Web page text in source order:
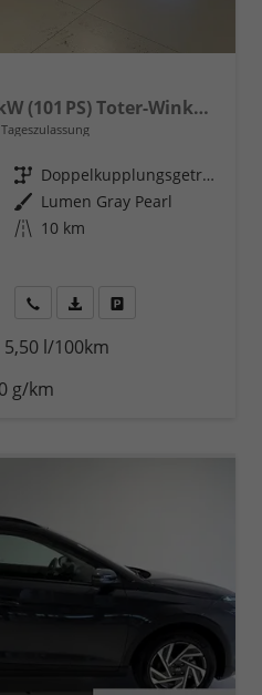
GO+ 1.0 T-GDI DCT 74 kW (101 PS) Toter-Winkel-Assistent, Induktive Ladestation, Comfort-Paket, Lenkradheizung, Sitzheizung, DAB, Android Auto, Apple CarPlay, Navigationssystem, LED-Scheinwerfer, Einparkhilfe, Rückfahrkamera, uvm.
Getriebe
Doppelkupplungsgetriebe (DSG)
Außenfarbe Lumen Gray Pearl
Kilometerstand 10 km
anfordern
Datei,
5,50 l/100km
g/km